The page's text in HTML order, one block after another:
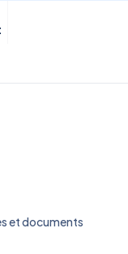
et documents